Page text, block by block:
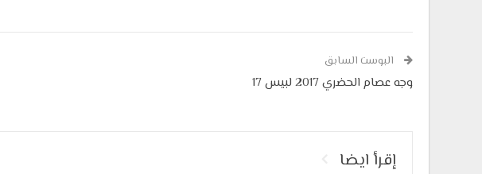
البوست السابق
وجه عصام الحضري 2017 لبيس 17
إقرأ ايضا